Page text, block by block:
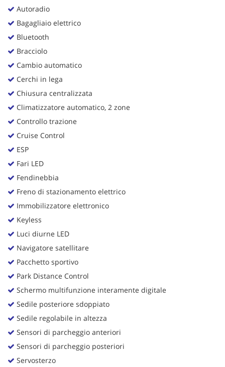
Autoradio
Bagagliaio elettrico
Bluetooth
Bracciolo
Cambio automatico
Cerchi in lega
Chiusura centralizzata
Climatizzatore automatico, 2 zone
Controllo trazione
Cruise Control
ESP
Fari LED
Fendinebbia
Freno di stazionamento elettrico
Immobilizzatore elettronico
Keyless
Luci diurne LED
Navigatore satellitare
Pacchetto sportivo
Park Distance Control
Schermo multifunzione interamente digitale
Sedile posteriore sdoppiato
Sedile regolabile in altezza
Sensori di parcheggio anteriori
Sensori di parcheggio posteriori
Servosterzo